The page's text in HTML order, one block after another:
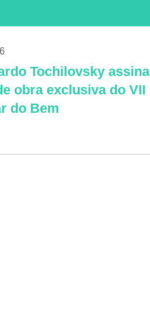
Tochilovsky assina
obra exclusiva do VII
do Bem